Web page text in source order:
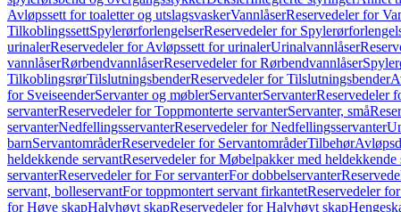
Avløpssett for toaletter og utslagsvaskerVannlåserReservedeler for
TilkoblingssettSpylerørforlengelserReservedeler for
urinalerReservedeler for Avløpssett for urinalerUrinalvannlåser
vannlåserRørbendvannlåserReservedeler for Rørbendvannlåser
TilkoblingsrørTilslutningsbenderReservedeler for Tilslutningsbender
for SveiseenderServanter og møblerServanterServanterReservedeler
servanterReservedeler for Toppmonterte servanterServanter, små
servanterNedfellingsservanterReservedeler for Nedfellingsservanter
barnServantområderReservedeler for ServantområderTilbehør
heldekkende servantReservedeler for Møbelpakker med heldekkende
servanterReservedeler for For servanterFor dobbelservanter
servant, bolleservantFor toppmontert servant firkantetReservedeler
for Høye skapHalvhøyt skapReservedeler for Halvhøyt skap